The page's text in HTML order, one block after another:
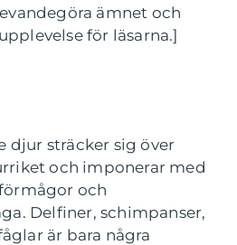
ämnet och
för läsarna.]
djur sträcker sig över
och imponerar med
och
Delfiner, schimpanser,
är bara några